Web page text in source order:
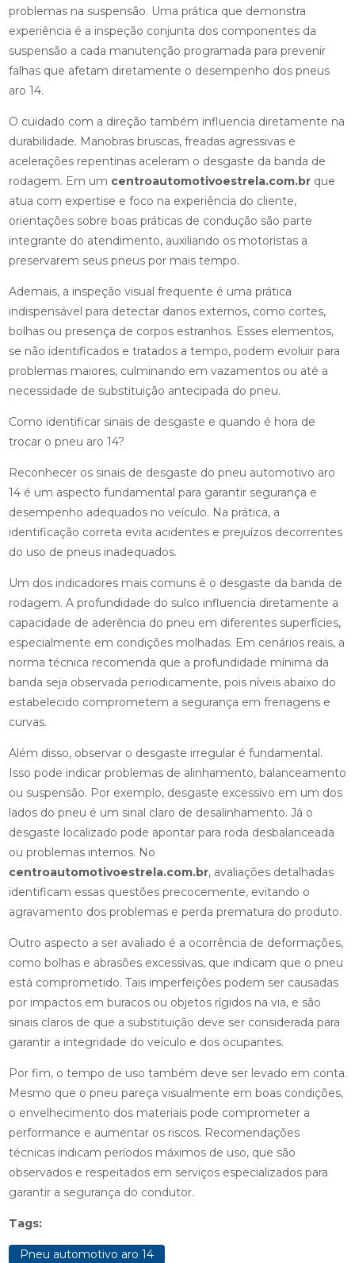
problemas na suspensão. Uma prática que demonstra
experiência é a inspeção conjunta dos componentes da
suspensão a cada manutenção programada para prevenir
falhas que afetam diretamente o desempenho dos pneus
aro 14.
O cuidado com a direção também influencia diretamente na
durabilidade. Manobras bruscas, freadas agressivas e
acelerações repentinas aceleram o desgaste da banda de
rodagem. Em um centroautomotivoestrela.com.brque
atua com expertise e foco na experiência do cliente,
orientações sobre boas práticas de condução são parte
integrante do atendimento, auxiliando os motoristas a
preservarem seus pneus por mais tempo.
Ademais, a inspeção visual frequente é uma prática
indispensável para detectar danos externos, como cortes,
bolhas ou presença de corpos estranhos. Esses elementos,
se não identificados e tratados a tempo, podem evoluir para
problemas maiores, culminando em vazamentos ou até a
necessidade de substituição antecipada do pneu.
Como identificar sinais de desgaste e quando é hora de
trocar o pneu aro 14?
Reconhecer os sinais de desgaste do pneu automotivo aro
14 é um aspecto fundamental para garantir segurança e
desempenho adequados no veículo. Na prática, a
identificação correta evita acidentes e prejuízos decorrentes
do uso de pneus inadequados.
Um dos indicadores mais comuns é o desgaste da banda de
rodagem. A profundidade do sulco influencia diretamente a
capacidade de aderência do pneu em diferentes superfícies,
especialmente em condições molhadas. Em cenários reais, a
norma técnica recomenda que a profundidade mínima da
banda seja observada periodicamente, pois níveis abaixo do
estabelecido comprometem a segurança em frenagens e
curvas.
Além disso, observar o desgaste irregular é fundamental.
Isso pode indicar problemas de alinhamento, balanceamento
ou suspensão. Por exemplo, desgaste excessivo em um dos
lados do pneu é um sinal claro de desalinhamento. Já o
desgaste localizado pode apontar para roda desbalanceada
ou problemas internos. No
centroautomotivoestrela.com.br, avaliações detalhadas
identificam essas questões precocemente, evitando o
agravamento dos problemas e perda prematura do produto.
Outro aspecto a ser avaliado é a ocorrência de deformações,
como bolhas e abrasões excessivas, que indicam que o pneu
está comprometido. Tais imperfeições podem ser causadas
por impactos em buracos ou objetos rígidos na via, e são
sinais claros de que a substituição deve ser considerada para
garantir a integridade do veículo e dos ocupantes.
Por fim, o tempo de uso também deve ser levado em conta.
Mesmo que o pneu pareça visualmente em boas condições,
o envelhecimento dos materiais pode comprometer a
performance e aumentar os riscos. Recomendações
técnicas indicam períodos máximos de uso, que são
observados e respeitados em serviços especializados para
garantir a segurança do condutor.
Tags:
Pneu automotivo aro 14